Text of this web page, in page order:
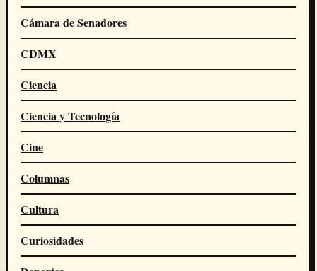
Cámara de Senadores
CDMX
Ciencia
Ciencia y Tecnología
Cine
Columnas
Cultura
Curiosidades